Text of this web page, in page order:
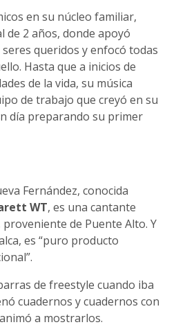
en su núcleo familiar,
de 2 años, donde apoyó
queridos y enfocó todas
Hasta que a inicios de
de la vida, su música
de trabajo que creyó en su
día preparando su primer
Fernández, conocida
WT, es una cantante
de Puente Alto. Y
es “puro producto
de freestyle cuando iba
cuadernos y cuadernos con
a mostrarlos.